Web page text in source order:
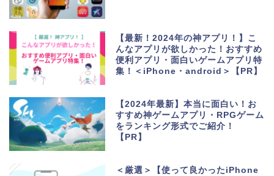
【最新！2024年の神アプリ！】こ
んなアプリが欲しかった！おすすめ
便利アプリ・面白いゲームアプリ特
集！＜iPhone・android＞【PR】
【2024年最新】本当に面白い！お
すすめ神ゲームアプリ・RPGゲーム
をランキング形式でご紹介！
【PR】
＜厳選＞【使って良かったiPhone